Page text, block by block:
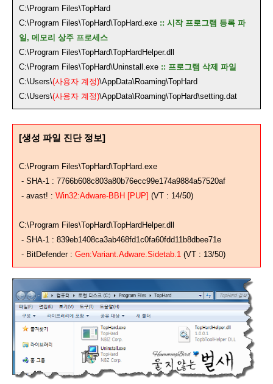
C:\Program Files\TopHard
C:\Program Files\TopHard\TopHard.exe :: 시작 프로그램 등록 파
일, 메모리 상주 프로세스
C:\Program Files\TopHard\TopHardHelper.dll
C:\Program Files\TopHard\Uninstall.exe :: 프로그램 삭제 파일
C:\Users\(사용자 계정)\AppData\Roaming\TopHard
C:\Users\(사용자 계정)\AppData\Roaming\TopHard\setting.dat
[생성 파일 진단 정보]
C:\Program Files\TopHard\TopHard.exe
- SHA-1 : 7766b608c803a80b76ecc99e174a9884a57520af
- avast! : Win32:Adware-BBH [PUP] (VT : 14/50)
C:\Program Files\TopHard\TopHardHelper.dll
- SHA-1 : 839eb1408ca3ab468fd1c0fa60fdd11b8dbee71e
- BitDefender : Gen:Variant.Adware.Sidetab.1 (VT : 13/50)